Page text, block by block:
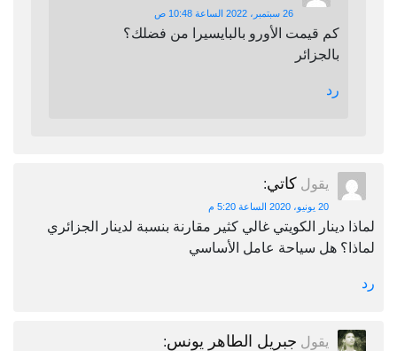
26 سبتمبر، 2022 الساعة 10:48 ص
كم قيمت الأورو بالبايسيرا من فضلك؟
بالجزائر
رد
يقول كاتي:
20 يونيو، 2020 الساعة 5:20 م
لماذا دينار الكويتي غالي كثير مقارنة بنسبة لدينار الجزائري
لماذا؟ هل سياحة عامل الأساسي
رد
يقول جبريل الطاهر يونس: